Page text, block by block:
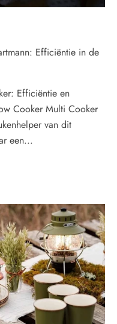
Efficiëntie in de
Efficiëntie en
Cooker Multi Cooker
van dit
een...